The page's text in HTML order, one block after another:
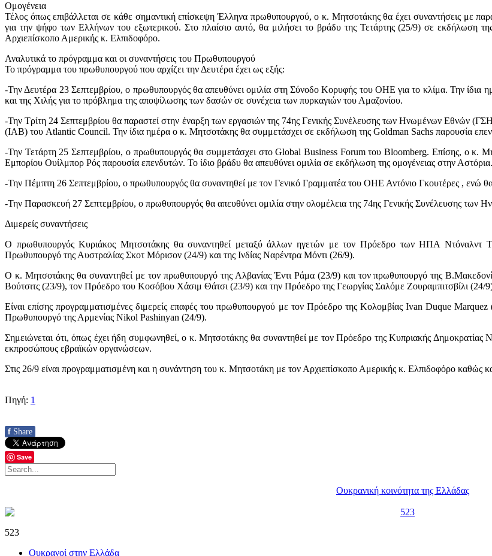
Ομογένεια
Τέλος όπως επιβάλλεται σε κάθε σημαντική επίσκεψη Έλληνα πρωθυπουργού, ο κ. Μητσοτάκης θα έχει συναντήσεις με
για την ψήφο των Ελλήνων του εξωτερικού. Στο πλαίσιο αυτό, θα μιλήσει το βράδυ της Τετάρτης (25/9) σε εκδήλωση
Αρχιεπίσκοπο Αμερικής κ. Ελπιδοφόρο.
Αναλυτικά το πρόγραμμα και οι συναντήσεις του Πρωθυπουργού
Το πρόγραμμα του πρωθυπουργού που αρχίζει την Δευτέρα έχει ως εξής:
-Την Δευτέρα 23 Σεπτεμβρίου, o πρωθυπουργός θα απευθύνει ομιλία στη Σύνοδο Κορυφής του ΟΗΕ για το κλίμα. Την ίδια
και της Χιλής για το πρόβλημα της αποψίλωσης των δασών σε συνέχεια των πυρκαγιών του Αμαζονίου.
-Την Τρίτη 24 Σεπτεμβρίου θα παραστεί στην έναρξη των εργασιών της 74ης Γενικής Συνέλευσης των Ηνωμένων Εθνών
(IAB) του Atlantic Council. Την ίδια ημέρα ο κ. Μητσοτάκης θα συμμετάσχει σε εκδήλωση της Goldman Sachs παρουσία
-Την Τετάρτη 25 Σεπτεμβρίου, ο πρωθυπουργός θα συμμετάσχει στο Global Business Forum του Bloomberg. Επίσης, ο κ.
Εμπορίου Ουίλμπορ Ρός παρουσία επενδυτών. Το ίδιο βράδυ θα απευθύνει ομιλία σε εκδήλωση της ομογένειας στην Αστόρια.
-Την Πέμπτη 26 Σεπτεμβρίου, ο πρωθυπουργός θα συναντηθεί με τον Γενικό Γραμματέα του ΟΗΕ Αντόνιο Γκουτέρες , ενώ
-Την Παρασκευή 27 Σεπτεμβρίου, ο πρωθυπουργός θα απευθύνει ομιλία στην ολομέλεια της 74ης Γενικής Συνέλευσης των
Διμερείς συναντήσεις
Ο πρωθυπουργός Κυριάκος Μητσοτάκης θα συναντηθεί μεταξύ άλλων ηγετών με τον Πρόεδρο των ΗΠΑ Ντόναλντ
Πρωθυπουργό της Αυστραλίας Σκοτ Μόρισον (24/9) και της Ινδίας Ναρέντρα Μόντι (26/9).
O κ. Μητσοτάκης θα συναντηθεί με τον πρωθυπουργό της Αλβανίας Έντι Ράμα (23/9) και τον πρωθυπουργό της
Βούτσιτς (23/9), τον Πρόεδρο του Κοσόβου Χάσιμ Θάτσι (23/9) και την Πρόεδρο της Γεωργίας Σαλόμε Ζουραμπιτσβίλι (24/
Είναι επίσης προγραμματισμένες διμερείς επαφές του πρωθυπουργού με τον Πρόεδρο της Κολομβίας Ivan Duque
Πρωθυπουργό της Αρμενίας Nikol Pashinyan (24/9).
Σημειώνεται ότι, όπως έχει ήδη συμφωνηθεί, ο κ. Μητσοτάκης θα συναντηθεί με τον Πρόεδρο της Κυπριακής
εκπροσώπους εβραϊκών οργανώσεων.
Στις 26/9 είναι προγραμματισμένη και η συνάντηση του κ. Μητσοτάκη με τον Αρχιεπίσκοπο Αμερικής κ. Ελπιδοφόρο καθώς
Πηγή: 1
f Share
Save
Ουκρανική κοινότητα της Ελλάδας
523
Ουκρανοί στην Ελλάδα